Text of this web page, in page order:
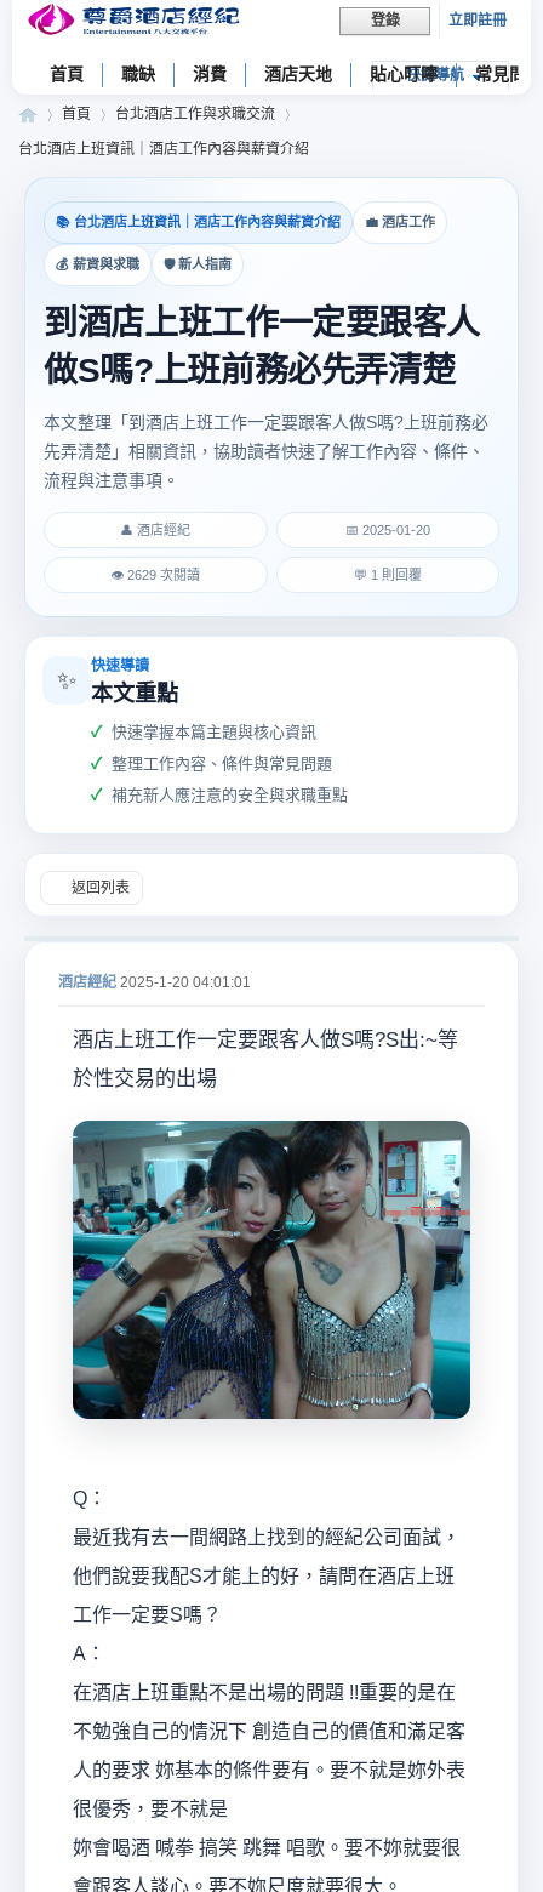
登錄 立即註冊
快捷導航
首頁 職缺 消費 酒店天地 貼心叮嚀 常見問題
店
»
首頁
›
台北酒店工作與求職交流
›
台北酒店上班資訊｜酒店工作內容與薪資介紹
📚 台北酒店上班資訊｜酒店工作內容與薪資介紹 💼 酒店工作
💰 薪資與求職 🛡 新人指南
到酒店上班工作一定要跟客人
做S嗎?上班前務必先弄清楚
本文整理「到酒店上班工作一定要跟客人做S嗎?上班前務必
先弄清楚」相關資訊，協助讀者快速了解工作內容、條件、
流程與注意事項。
👤 酒店經紀 📅 2025-01-20
👁 2629 次閱讀 💬 1 則回覆
✨
快速導讀
本文重點
快速掌握本篇主題與核心資訊
整理工作內容、條件與常見問題
補充新人應注意的安全與求職重點
返回列表
酒店經紀 2025-1-20 04:01:01
酒店上班工作一定要跟客人做S嗎?S出:~等
於性交易的出場
Q：
最近我有去一間網路上找到的經紀公司面試，
他們說要我配S才能上的好，請問在酒店上班
工作一定要S嗎？
A：
在酒店上班重點不是出場的問題 !!重要的是在
不勉強自己的情況下 創造自己的價值和滿足客
人的要求 妳基本的條件要有。要不就是妳外表
很優秀，要不就是
妳會喝酒 喊拳 搞笑 跳舞 唱歌。要不妳就要很
會跟客人談心。要不妳尺度就要很大。